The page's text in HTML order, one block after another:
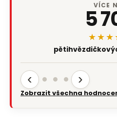
VÍCE
5
‹ ›
Zobrazit všechna